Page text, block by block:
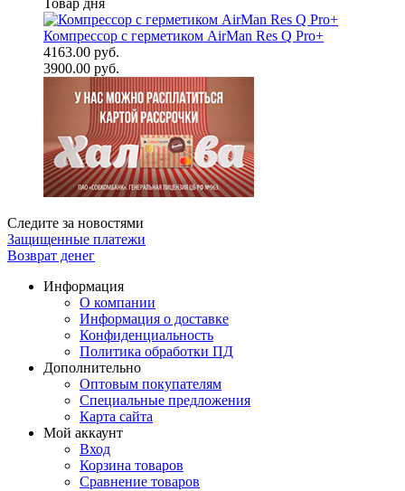
Товар дня
Компрессор с герметиком AirMan Res Q Pro+
4163.00 руб.
3900.00 руб.
Следите за новостями
Защищенные платежи
Возврат денег
Информация
О компании
Информация о доставке
Конфиденциальность
Политика обработки ПД
Дополнительно
Оптовым покупателям
Специальные предложения
Карта сайта
Мой аккаунт
Вход
Корзина товаров
Сравнение товаров